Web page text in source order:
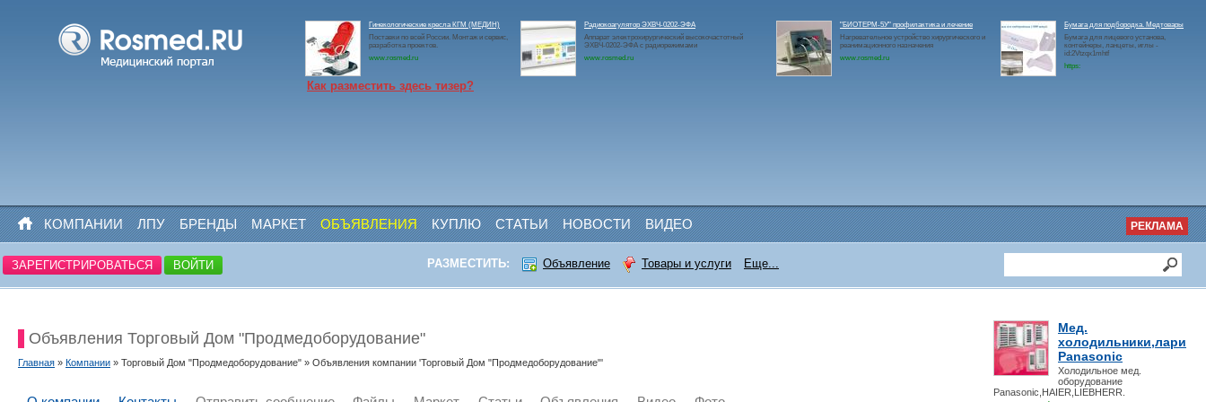
Гинекологические кресла КГМ (МЕДИН)
Поставки по всей России. Монтаж и сервис,
разработка проектов.
www.rosmed.ru
Радиокоагулятор ЭХВЧ-0202-ЭФА
Аппарат электрохирургический высокочастотный
ЭХВЧ-0202-ЭФА с радиорежимами
www.rosmed.ru
"БИОТЕРМ-5У" профилактика и лечение
Нагревательное устройство хирургического и
реанимационного назначения
www.rosmed.ru
Бумага для подбородка. Медтовары
Бумага для лицевого установа,
контейнеры, ланцеты, иглы -
id:2Vtzqx1mhtf
https:
Как разместить здесь тизер?
КОМПАНИИ ЛПУ БРЕНДЫ МАРКЕТ ОБЪЯВЛЕНИЯ КУПЛЮ СТАТЬИ НОВОСТИ ВИДЕО РЕКЛАМА
ЗАРЕГИСТРИРОВАТЬСЯ ВОЙТИ РАЗМЕСТИТЬ: Объявление Товары и услуги Еще...
Мед.
холодильники,лари
Panasonic
Холодильное мед.
оборудование
Panasonic,HAIER,LIEBHERR.
Объявления Торговый Дом "Продмедоборудование"
Главная » Компании » Торговый Дом "Продмедоборудование" » Объявления компании 'Торговый Дом "Продмедоборудование"'